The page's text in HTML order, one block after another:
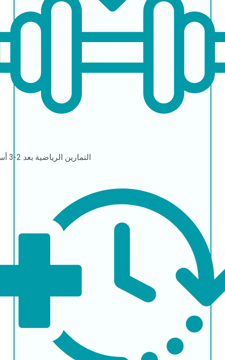
التمارين الرياضية بعد 2-3 أسابيع